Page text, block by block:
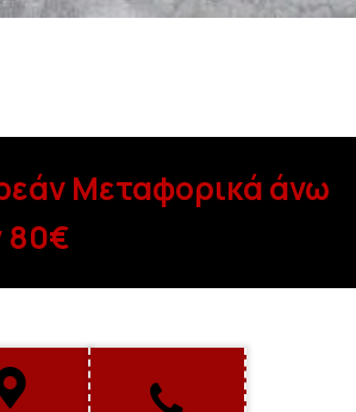
Μεταφορικά άνω
80€